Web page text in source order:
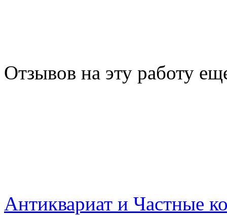
Отзывов на эту работу
Антиквариат и Частные